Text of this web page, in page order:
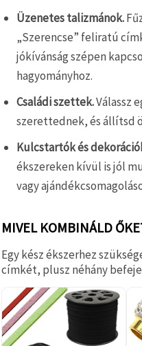
Üzenetes talizmánok.
„Szerencse” feliratú
jókívánság szépen
hagyományhoz.
Családi szettek.Válassz
szerettednek, és állítsd
Kulcstartók és
ékszereken kívül is jól
vagy
MIVEL KOMBINÁLD
Egy kész ékszerhez
címkét, plusz néhány